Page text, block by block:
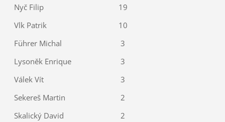
Nyč Filip
19
Vlk Patrik
10
Führer Michal
3
Lysoněk Enrique
3
Válek Vít
3
Sekereš Martin
2
Skalický David
2